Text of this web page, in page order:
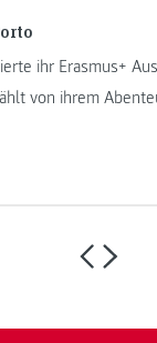
ihr Erasmus+
von ihrem